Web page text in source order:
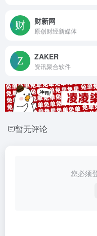
财新网
原创财经新媒体
ZAKER
资讯聚合软件
暂无评论
您必须